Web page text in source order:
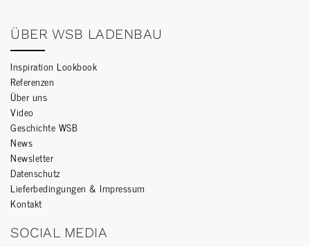
ÜBER WSB LADENBAU
Inspiration Lookbook
Referenzen
Über uns
Video
Geschichte WSB
News
Newsletter
Datenschutz
Lieferbedingungen & Impressum
Kontakt
SOCIAL MEDIA